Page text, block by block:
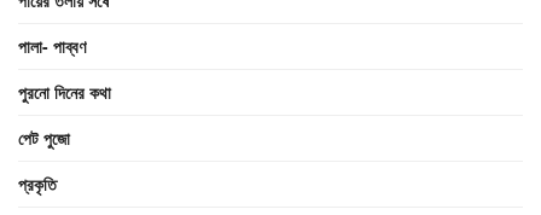
পালা- পাব্বণ
পুরনো দিনের কথা
পেট পুজো
প্রকৃতি